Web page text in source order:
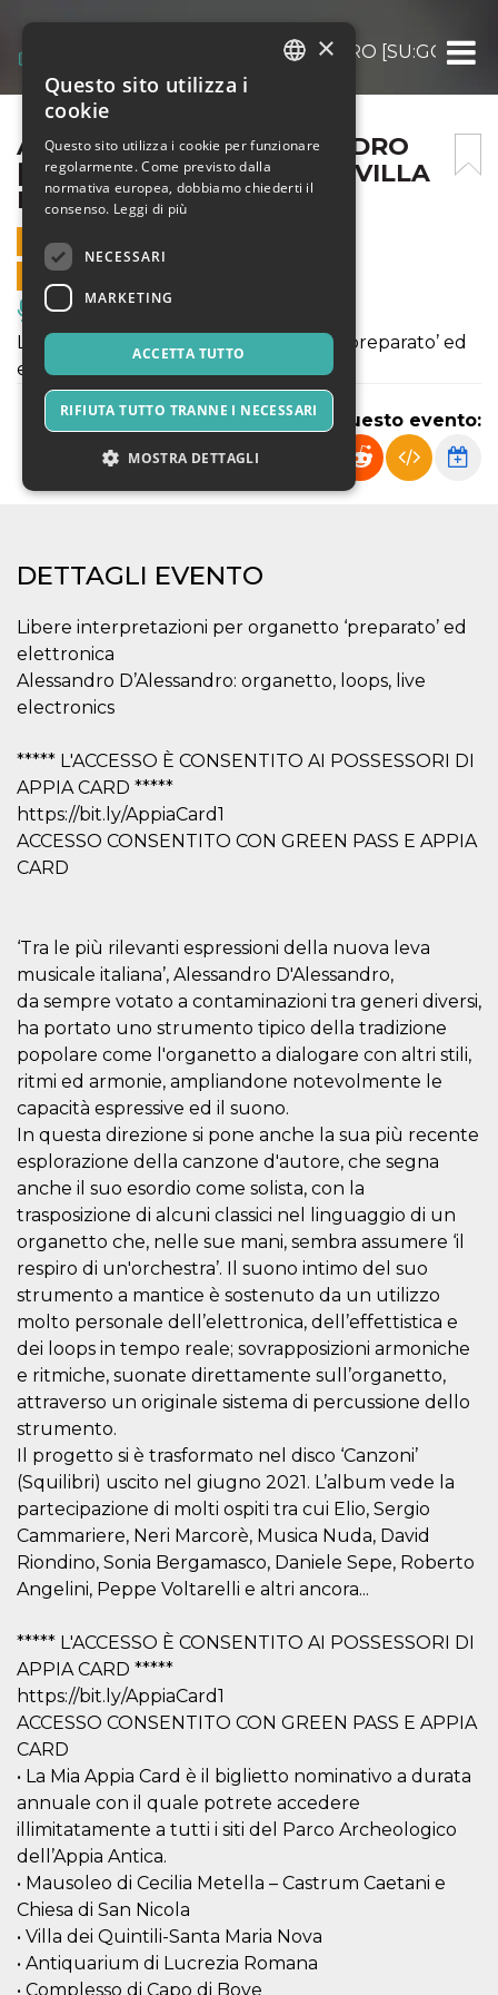
ALESSANDRO D’ALESSANDRO
ALESSANDRO D’ALESSANDRO
[SU:GGESTIVA] @ NINFEO VILLA
DEI QUINTILI
15 OTTOBRE 2021 - 17:00
VENDITE ONLINE TERMINATE
Musica, Eventi Live, Club
Libere interpretazioni per organetto ‘preparato’ ed
elettronica
Condividi questo evento:
DETTAGLI EVENTO
Libere interpretazioni per organetto ‘preparato’ ed
elettronica
Alessandro D’Alessandro: organetto, loops, live
electronics
***** L'ACCESSO È CONSENTITO AI POSSESSORI DI
APPIA CARD *****
https://bit.ly/AppiaCard1
ACCESSO CONSENTITO CON GREEN PASS E APPIA
CARD
‘Tra le più rilevanti espressioni della nuova leva
musicale italiana’, Alessandro D'Alessandro,
da sempre votato a contaminazioni tra generi diversi,
ha portato uno strumento tipico della tradizione
popolare come l'organetto a dialogare con altri stili,
ritmi ed armonie, ampliandone notevolmente le
capacità espressive ed il suono.
In questa direzione si pone anche la sua più recente
esplorazione della canzone d'autore, che segna
anche il suo esordio come solista, con la
trasposizione di alcuni classici nel linguaggio di un
organetto che, nelle sue mani, sembra assumere ‘il
respiro di un'orchestra’. Il suono intimo del suo
strumento a mantice è sostenuto da un utilizzo
molto personale dell’elettronica, dell’effettistica e
dei loops in tempo reale; sovrapposizioni armoniche
e ritmiche, suonate direttamente sull’organetto,
attraverso un originale sistema di percussione dello
strumento.
Il progetto si è trasformato nel disco ‘Canzoni’
(Squilibri) uscito nel giugno 2021. L’album vede la
partecipazione di molti ospiti tra cui Elio, Sergio
Cammariere, Neri Marcorè, Musica Nuda, David
Riondino, Sonia Bergamasco, Daniele Sepe, Roberto
Angelini, Peppe Voltarelli e altri ancora...
***** L'ACCESSO È CONSENTITO AI POSSESSORI DI
APPIA CARD *****
https://bit.ly/AppiaCard1
ACCESSO CONSENTITO CON GREEN PASS E APPIA
CARD
• La Mia Appia Card è il biglietto nominativo a durata
annuale con il quale potrete accedere
illimitatamente a tutti i siti del Parco Archeologico
dell’Appia Antica.
• Mausoleo di Cecilia Metella – Castrum Caetani e
Chiesa di San Nicola
• Villa dei Quintili-Santa Maria Nova
• Antiquarium di Lucrezia Romana
• Complesso di Capo di Bove
×
Questo sito utilizza i
cookie
Questo sito utilizza i cookie per funzionare
regolarmente. Come previsto dalla
normativa europea, dobbiamo chiederti il
consenso. Leggi di più
NECESSARI
MARKETING
ACCETTA TUTTO
RIFIUTA TUTTO TRANNE I NECESSARI
MOSTRA DETTAGLI
I cookie strettamente necessari o tecnici sono
senza.
Nome
Dominio
Scadenza Descrizione
cf_clearance
stores the proof
captcha or
wordpress_test_cookie
Automattic
Inc.
.oooh.events
Wordpress,
verifica che il
browser accetti i
cookie.
PHPSESSID
PHP.net
oooh.events
Sessione
Cookie
generato da
applicazioni
linguaggio PHP.
Si tratta di un
identificatore
generico
variabili di
sessione utente.
Normalmente è
un numero
generato in
modo casuale, il
modo in cui
viene utilizzato
può essere
specifico per il
sito, ma un
buon esempio è
mantenere uno
tra le pagine.
m
Stripe
m.stripe.com
1 anno 1
mese
Questo cookie
generalmente
utilizzato per le
prestazioni e
l'ottimizzazione
dei servizi di
memorizzazione
dei contenuti
veloci.
CookieScriptConsent
oooh.events
settimane
2 giorni
viene utilizzato
dal servizio
ricordare le
preferenze di
cookie dei
visitatori. È